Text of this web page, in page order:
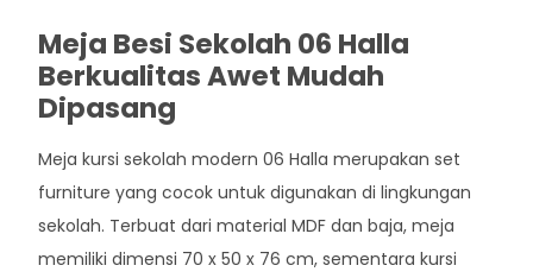
Meja Besi Sekolah 06 Halla
Berkualitas Awet Mudah
Dipasang
Meja kursi sekolah modern 06 Halla merupakan set
furniture yang cocok untuk digunakan di lingkungan
sekolah. Terbuat dari material MDF dan baja, meja
memiliki dimensi 70 x 50 x 76 cm, sementara kursi